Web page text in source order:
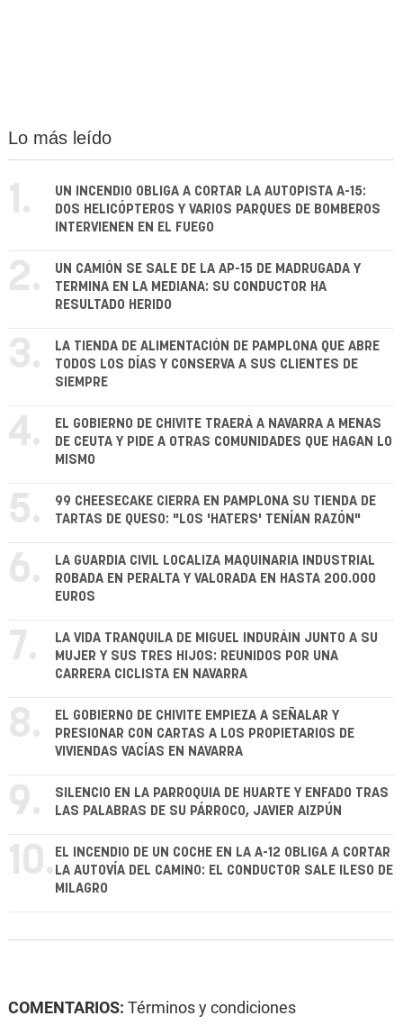
Lo más leído
1.
UN INCENDIO OBLIGA A CORTAR LA AUTOPISTA A-15:
DOS HELICÓPTEROS Y VARIOS PARQUES DE BOMBEROS
INTERVIENEN EN EL FUEGO
2.
UN CAMIÓN SE SALE DE LA AP-15 DE MADRUGADA Y
TERMINA EN LA MEDIANA: SU CONDUCTOR HA
RESULTADO HERIDO
3.
LA TIENDA DE ALIMENTACIÓN DE PAMPLONA QUE ABRE
TODOS LOS DÍAS Y CONSERVA A SUS CLIENTES DE
SIEMPRE
4.
EL GOBIERNO DE CHIVITE TRAERÁ A NAVARRA A MENAS
DE CEUTA Y PIDE A OTRAS COMUNIDADES QUE HAGAN LO
MISMO
5.
99 CHEESECAKE CIERRA EN PAMPLONA SU TIENDA DE
TARTAS DE QUESO: "LOS 'HATERS' TENÍAN RAZÓN"
6.
LA GUARDIA CIVIL LOCALIZA MAQUINARIA INDUSTRIAL
ROBADA EN PERALTA Y VALORADA EN HASTA 200.000
EUROS
7.
LA VIDA TRANQUILA DE MIGUEL INDURÁIN JUNTO A SU
MUJER Y SUS TRES HIJOS: REUNIDOS POR UNA
CARRERA CICLISTA EN NAVARRA
8.
EL GOBIERNO DE CHIVITE EMPIEZA A SEÑALAR Y
PRESIONAR CON CARTAS A LOS PROPIETARIOS DE
VIVIENDAS VACÍAS EN NAVARRA
9.
SILENCIO EN LA PARROQUIA DE HUARTE Y ENFADO TRAS
LAS PALABRAS DE SU PÁRROCO, JAVIER AIZPÚN
10. EL INCENDIO DE UN COCHE EN LA A-12 OBLIGA A CORTAR
LA AUTOVÍA DEL CAMINO: EL CONDUCTOR SALE ILESO DE
MILAGRO
COMENTARIOS: Términos y condiciones